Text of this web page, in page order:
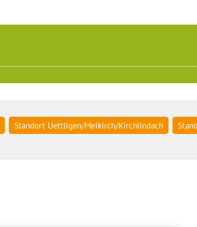
Standort Uettligen/Meikirch/Kirchlindach